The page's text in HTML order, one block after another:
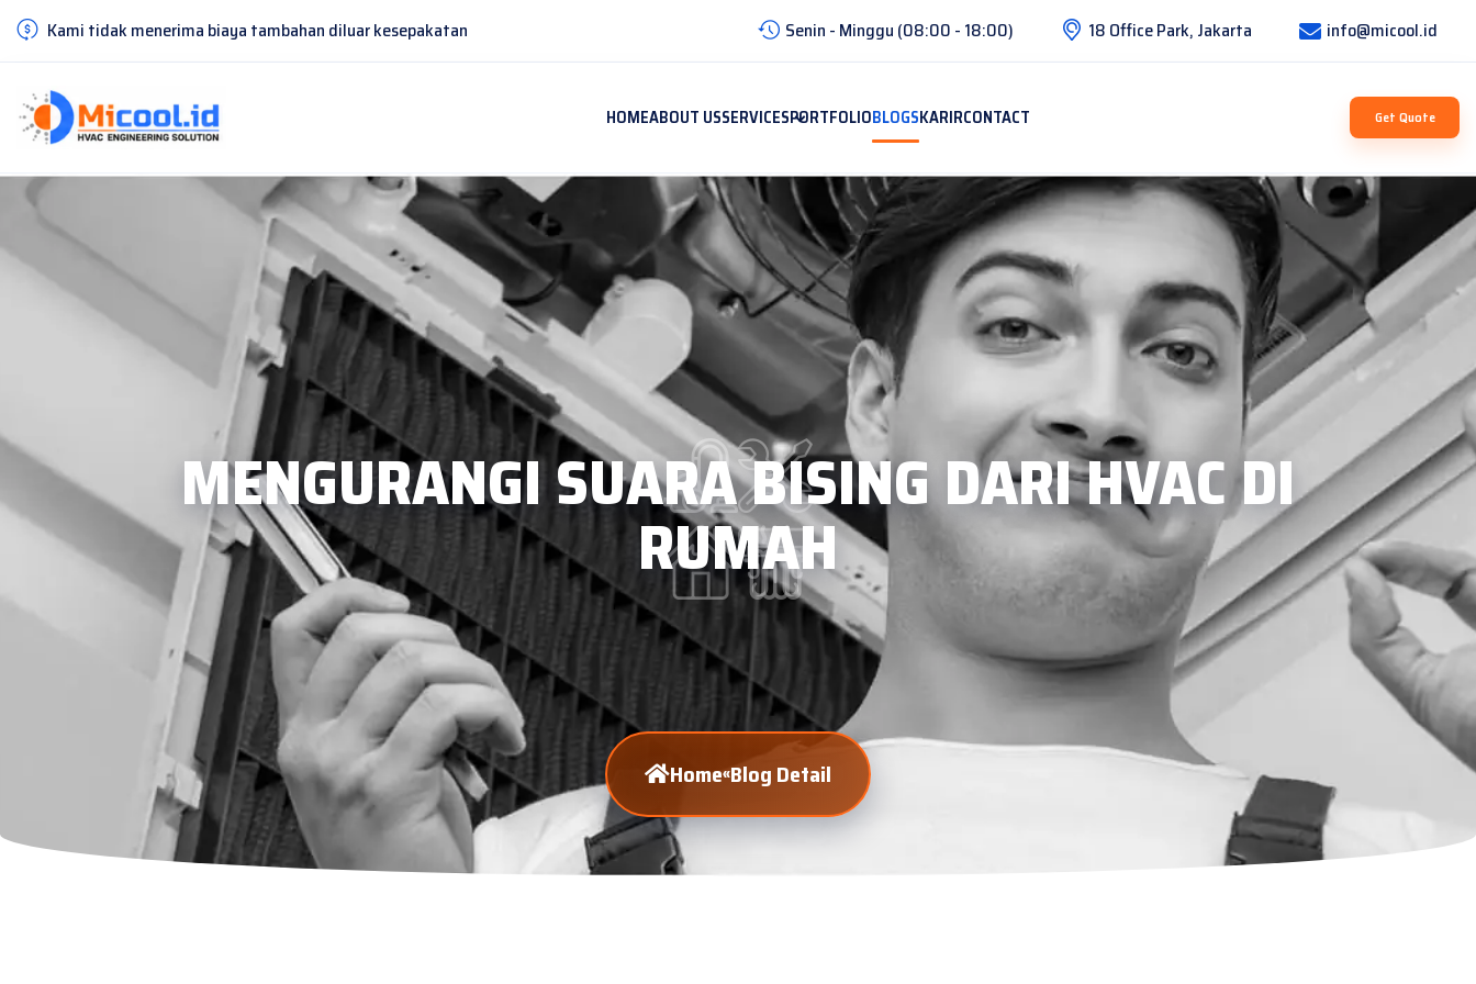
Kami tidak menerima biaya tambahan diluar kesepakatan Senin - Minggu (08:00 - 18:00) 18 Office Park, Jakarta info@micool.id
HOMEABOUT USSERVICESPORTFOLIOBLOGSKARIRCONTACT Get Quote
MENGURANGI SUARA BISING DARI HVAC DI
RUMAH
Home«Blog Detail